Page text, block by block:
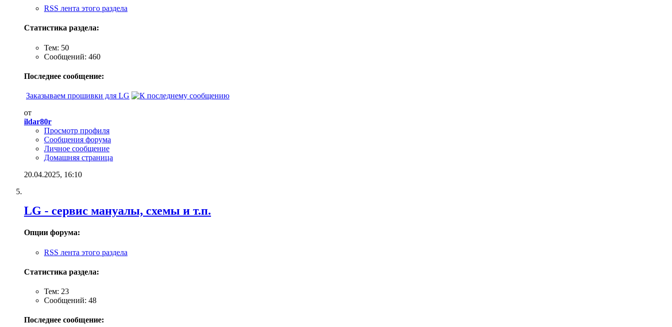
RSS лента этого раздела
Статистика раздела:
Тем: 50
Сообщений: 460
Последнее сообщение:
Заказываем прошивки для LG
от
ildar80r
Просмотр профиля
Сообщения форума
Личное сообщение
Домашняя страница
20.04.2025, 16:10
LG - cервис мануалы, схемы и т.п.
Опции форума:
RSS лента этого раздела
Статистика раздела:
Тем: 23
Сообщений: 48
Последнее сообщение: